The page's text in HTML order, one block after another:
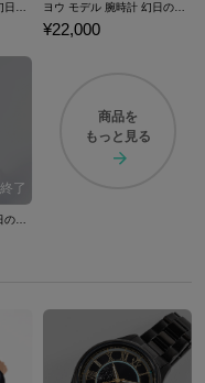
ヨハネ モデル 腕時計 幻日のヨハネ -SUNSHINE in the MIRROR- ラブライブ！シリーズ ヨウ モデル 腕時計 幻日のヨハネ -SUNSHINE in the MIRROR- ラブライブ！シリーズ
¥22,000
マリ モデル 腕時計 幻日のヨハネ -SUNSHINE in the MIRROR- ラブライブ！シリーズ
商品を
もっと見る